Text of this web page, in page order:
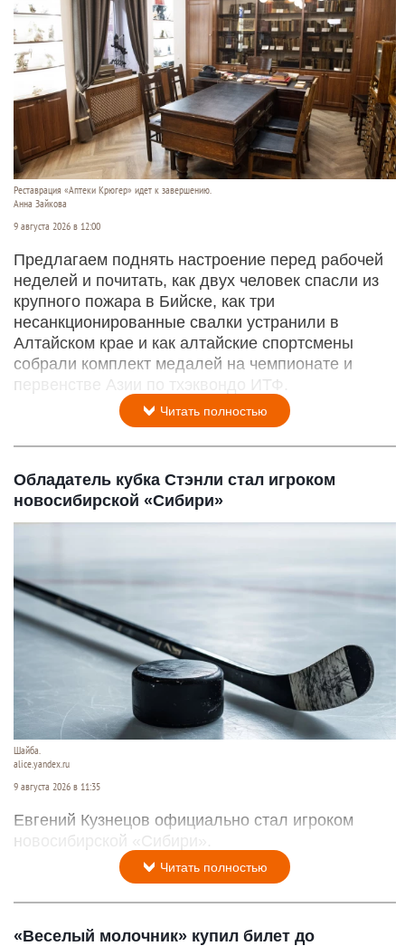
Реставрация «Аптеки Крюгер» идет к завершению.
Анна Зайкова
9 августа 2026 в 12:00
Предлагаем поднять настроение перед рабочей
неделей и почитать, как двух человек спасли из
крупного пожара в Бийске, как три
несанкционированные свалки устранили в
Алтайском крае и как алтайские спортсмены
собрали комплект медалей на чемпионате и
первенстве Азии по тхэквондо ИТФ.
Читать полностью
Обладатель кубка Стэнли стал игроком
новосибирской «Сибири»
Шайба.
alice.yandex.ru
9 августа 2026 в 11:35
Евгений Кузнецов официально стал игроком
новосибирской «Сибири».
Читать полностью
«Веселый молочник» купил билет до